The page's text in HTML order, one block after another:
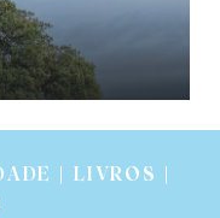
| LIVROS |